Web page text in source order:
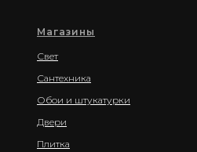
Магазины
Свет
Сантехника
Обои и штукатурки
Двери
Плитка